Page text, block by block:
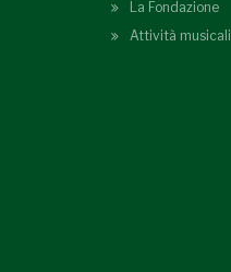
La Fondazione
Attività musicali